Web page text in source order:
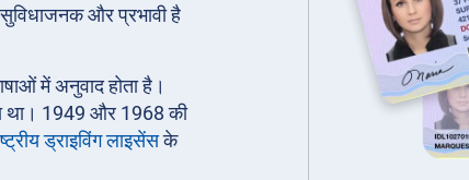
और प्रभावी है
में अनुवाद होता है।
था। 1949 और 1968 की
ड्राइविंग लाइसेंसके